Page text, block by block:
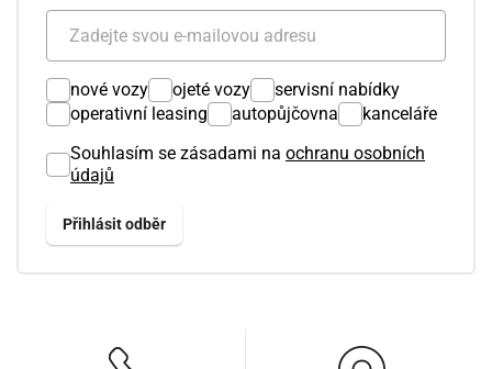
nové vozy ojeté vozy
servisní nabídky
operativní leasing
autopůjčovna
kanceláře
Souhlasím se zásadami na ochranu osobních
údajů